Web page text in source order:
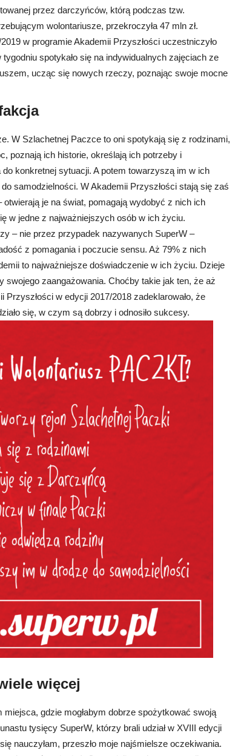
przez darczyńców, którą podczas tzw.
wolontariusze, przekroczyła 47 mln zł.
w programie Akademii Przyszłości uczestniczyło
spotykało się na indywidualnych zajęciach ze
ucząc się nowych rzeczy, poznając swoje mocne
W Szlachetnej Paczce to oni spotykają się z rodzinami,
poznają ich historie, określają ich potrzeby i
konkretnej sytuacji. A potem towarzyszą im w ich
samodzielności. W Akademii Przyszłości stają się zaś
otwierają je na świat, pomagają wydobyć z nich ich
w jedne z najważniejszych osób w ich życiu.
– nie przez przypadek nazywanych SuperW –
z pomagania i poczucie sensu. Aż 79% z nich
to najważniejsze doświadczenie w ich życiu. Dzieje
swojego zaangażowania. Choćby takie jak ten, że aż
Przyszłości w edycji 2017/2018 zadeklarowało, że
się, w czym są dobrzy i odnosiło sukcesy.
więcej
miejsca, gdzie mogłabym dobrze spożytkować swoją
tysięcy SuperW, którzy brali udział w XVIII edycji
nauczyłam, przeszło moje najśmielsze oczekiwania.